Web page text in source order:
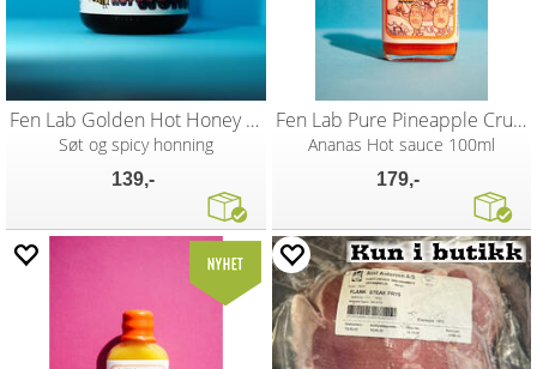
Fen Lab Golden Hot Honey Love 100ml
Søt og spicy honning
139,-
Fen Lab Pure Pineapple Crush
Ananas Hot sauce 100ml
179,-